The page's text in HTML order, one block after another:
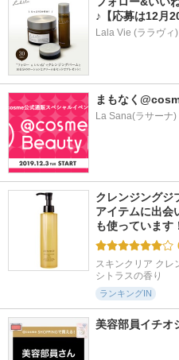
♪【応募は12月
Lala Vie (ララヴィ)
まもなく
La Sana(ラサーナ)
クレンジングジ
アイテムに出
も使っていま
スキンクリア クレ
シトラスの香り
ランキングIN
美容部員イチオ